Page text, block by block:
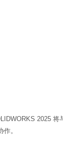
2025 将
作。